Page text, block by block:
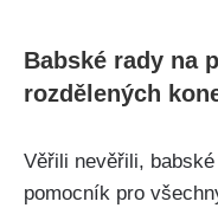
Babské rady na
rozdělených
Věřili nevěřili,
pomocník pro